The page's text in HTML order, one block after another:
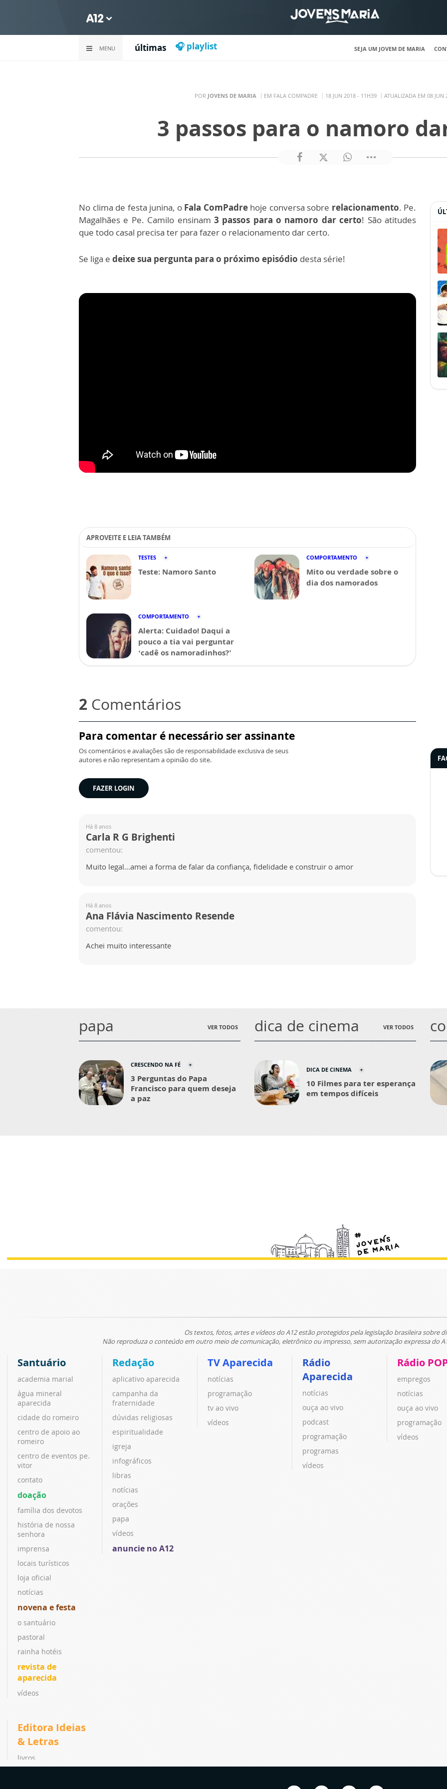
MENU últimas 🎧 playlist SEJA UM JOVEM DE MARIA
POR JOVENS DE MARIA EM FALA COMPADRE 18 JUN 2018 - 11H39 ATUALIZADA EM 08 JUN
3 passos para o namoro
No clima de festa junina, o Fala ComPadrehoje conversa sobre relacionamento. Pe.
Magalhães e Pe. Camilo ensinam 3 passos para o namoro dar certo! São atitudes
que todo casal precisa ter para fazer o relacionamento dar certo.
Se liga e deixe sua pergunta para o próximo episódio desta série!
APROVEITE E LEIA TAMBÉM
TESTES
Teste: Namoro Santo
COMPORTAMENTO
Mito ou verdade sobre o
dia dos namorados
COMPORTAMENTO
Alerta: Cuidado! Daqui a
pouco a tia vai perguntar
‘cadê os namoradinhos?’
2 Comentários
Para comentar é necessário ser assinante
Os comentários e avaliações são de responsabilidade exclusiva de seus
autores e não representam a opinião do site.
FAZER LOGIN
Há 8 anos
Carla R G Brighenti
comentou:
Muito legal...amei a forma de falar da confiança, fidelidade e construir o amor
Há 8 anos
Ana Flávia Nascimento Resende
comentou:
Achei muito interessante
papa VER TODOS
CRESCENDO NA FÉ
3 Perguntas do Papa
Francisco para quem deseja
a paz
dica de cinema VER TODOS
DICA DE CINEMA
10 Filmes para ter esperança
em tempos difíceis
Os textos, fotos, artes e vídeos do A12 estão protegidos pela legislação brasileira sobre
Não reproduza o conteúdo em outro meio de comunicação, eletrônico ou impresso, sem autorização expressa do
Santuário
academia marial
água mineral
aparecida
cidade do romeiro
centro de apoio ao
romeiro
centro de eventos pe.
vitor
contato
doação
família dos devotos
história de nossa
senhora
imprensa
locais turísticos
loja oficial
notícias
novena e festa
o santuário
pastoral
rainha hotéis
revista de
aparecida
vídeos
Redação
aplicativo aparecida
campanha da
fraternidade
dúvidas religiosas
espiritualidade
igreja
infográficos
libras
notícias
orações
papa
vídeos
anuncie no A12
TV Aparecida
notícias
programação
tv ao vivo
vídeos
Rádio
Aparecida
notícias
ouça ao vivo
podcast
programação
programas
vídeos
Rádio
empregos
notícias
ouça ao vivo
programação
vídeos
Editora Ideias
& Letras
livros